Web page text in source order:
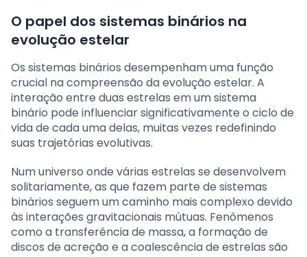
O papel dos sistemas binários na
evolução estelar
Os sistemas binários desempenham uma função
crucial na compreensão da evolução estelar. A
interação entre duas estrelas em um sistema
binário pode influenciar significativamente o ciclo de
vida de cada uma delas, muitas vezes redefinindo
suas trajetórias evolutivas.
Num universo onde várias estrelas se desenvolvem
solitariamente, as que fazem parte de sistemas
binários seguem um caminho mais complexo devido
às interações gravitacionais mútuas. Fenômenos
como a transferência de massa, a formação de
discos de acreção e a coalescência de estrelas são